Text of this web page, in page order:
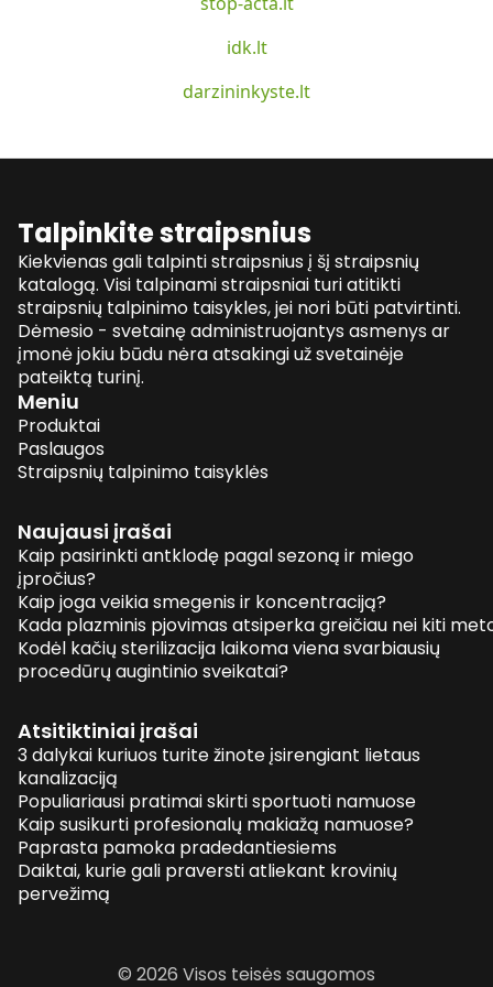
idk.lt
darzininkyste.lt
Talpinkite straipsnius
Kiekvienas gali talpinti straipsnius į šį straipsnių
katalogą. Visi talpinami straipsniai turi atitikti
straipsnių talpinimo taisykles, jei nori būti patvirtinti.
Dėmesio - svetainę administruojantys asmenys ar
įmonė jokiu būdu nėra atsakingi už svetainėje
pateiktą turinį.
Meniu
Produktai
Paslaugos
Straipsnių talpinimo taisyklės
Naujausi įrašai
Kaip pasirinkti antklodę pagal sezoną ir miego
įpročius?
Kaip joga veikia smegenis ir koncentraciją?
Kada plazminis pjovimas atsiperka greičiau nei kiti
Kodėl kačių sterilizacija laikoma viena svarbiausių
procedūrų augintinio sveikatai?
Atsitiktiniai įrašai
3 dalykai kuriuos turite žinote įsirengiant lietaus
kanalizaciją
Populiariausi pratimai skirti sportuoti namuose
Kaip susikurti profesionalų makiažą namuose?
Paprasta pamoka pradedantiesiems
Daiktai, kurie gali praversti atliekant krovinių
pervežimą
© 2026 Visos teisės saugomos